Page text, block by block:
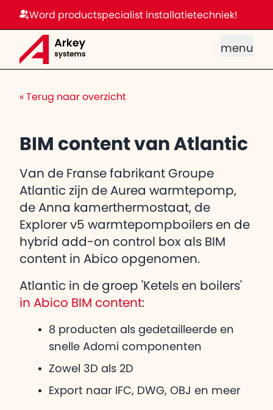
Word productspecialist installatietechniek!
menu
« Terug naar overzicht
BIM content van Atlantic
Van de Franse fabrikant Groupe
Atlantic zijn de Aurea warmtepomp,
de Anna kamerthermostaat, de
Explorer v5 warmtepompboilers en de
hybrid add-on control box als BIM
content in Abico opgenomen.
Atlantic in de groep 'Ketels en boilers'
in Abico BIM content:
8 producten als gedetailleerde en
snelle Adomi componenten
Zowel 3D als 2D
Export naar IFC, DWG, OBJ en meer